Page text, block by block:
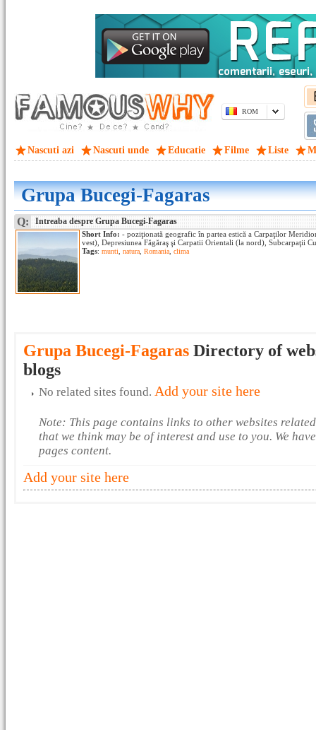
ROM
Nascuti azi Nascuti unde Educatie Filme Liste
Grupa Bucegi-Fagaras
Q: Intreaba despre Grupa Bucegi-Fagaras
Short Info: - poziţionată geografic în partea estică a Carpaţilor
vest), Depresiunea Făgăraş şi Carpatii Orientali (la nord), Subcarpaţii
Tags: munti natura Romania clima
Grupa Bucegi-Fagaras Directory of
blogs
No related sites found. Add your site here
Note: This page contains links to other websites
that we think may be of interest and use to you. We
pages content.
Add your site here